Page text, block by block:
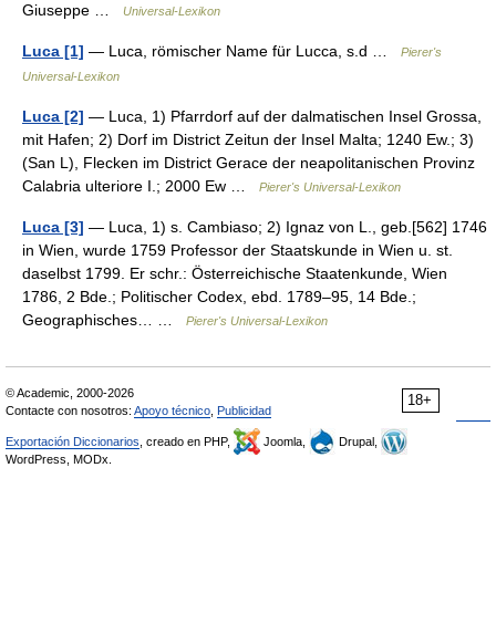
Giuseppe …
Universal-Lexikon
Luca [1] — Luca, römischer Name für Lucca, s.d …
Pierer's
Universal-Lexikon
Luca [2] — Luca, 1) Pfarrdorf auf der dalmatischen Insel Grossa,
mit Hafen; 2) Dorf im District Zeitun der Insel Malta; 1240 Ew.; 3)
(San L), Flecken im District Gerace der neapolitanischen Provinz
Calabria ulteriore I.; 2000 Ew …
Pierer's Universal-Lexikon
Luca [3] — Luca, 1) s. Cambiaso; 2) Ignaz von L., geb.[562] 1746
in Wien, wurde 1759 Professor der Staatskunde in Wien u. st.
daselbst 1799. Er schr.: Österreichische Staatenkunde, Wien
1786, 2 Bde.; Politischer Codex, ebd. 1789–95, 14 Bde.;
Geographisches… …
Pierer's Universal-Lexikon
18+
© Academic, 2000-2026
Contacte con nosotros: Apoyo técnico Publicidad
Exportación Diccionarios , creado en PHP, Joomla,
Drupal,
WordPress, MODx.